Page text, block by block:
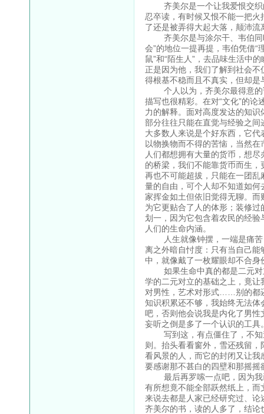
齐美尔是一个让我爱恨交织
忍卒读，有时候又恨不能一把
了还是被弄得大起大落，颠沛
齐美尔是与涂尔干、韦伯同
会”的地位一提再提，韦伯凭借“
鼠”和“陌生人”，去品味生活中
正是因为他，我们了解到社会
得根基不稳而且不真实，但却
个人以为，齐美尔最得意的论
描写也很精彩。在对“文化”的
力的解释。面对高度发达的知
部分往往只能在直觉与经验之间
大多数人来说是个好东西，它
以物换物而不得的苦恼，当然
人们都想拥有大量的货币，想
的桥梁，我们不能靠货币而生
再也不可能超拔，只能在一团乱
量的自由，可个人却不知道如何
家挥金如土但依旧觉得无聊。
为它更贴合了人的体形；装修
划一，因为它包含着农民的经
人们的生命内涵。
人生就像钟摆，一端是痛苦
离之外暗自忖度：只有当自己
中，就像戴了一枚耀眼却不合
如果生命中真的都是二元对
学的二元对立的基础之上，竟
对男性，艺术对形式……别的都
知识积累还不够，我始终无法体
吧，否则他会说我是内化了男
妄听之倒是多了一个认识的工具
写到这，有点僵住了，不知
则。抬头看看窗外，雪还残留
看风景的人，而它的封闭又让
要感谢那不甚白的四壁和那摇
最后再罗嗦一点吧，因为我
有所想竟不能全部跃然纸上，
来说去都是人家已经研究过、
齐美尔的书，读的人多了，结